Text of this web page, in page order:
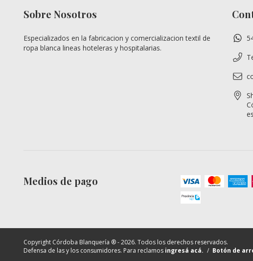
Sobre Nosotros
Especializados en la fabricacion y comercializacion textil de
ropa blanca lineas hoteleras y hospitalarias.
Medios de pago
Copyright Córdoba Blanquería ® - 2026. Todos los derechos reservados.
Defensa de las y los consumidores. Para reclamos ingresá acá. / Botón de